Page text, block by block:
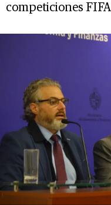
competiciones FIFA